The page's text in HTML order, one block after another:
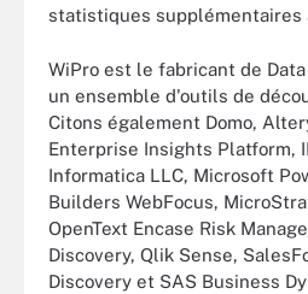
statistiques supplémentaires
WiPro est le fabricant de
un ensemble d'outils de
Citons également Domo,
Enterprise Insights Platform,
Informatica LLC, Microsoft
Builders WebFocus,
OpenText Encase Risk
Discovery, Qlik Sense,
Discovery et SAS Business